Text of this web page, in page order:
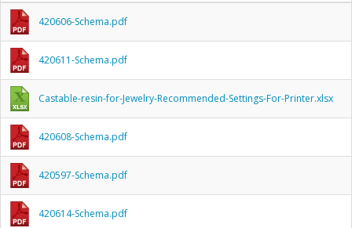
420606-Schema.pdf
420611-Schema.pdf
Castable-resin-for-Jewelry-Recommended-Settings-For-Printer.xlsx
420608-Schema.pdf
420597-Schema.pdf
420614-Schema.pdf